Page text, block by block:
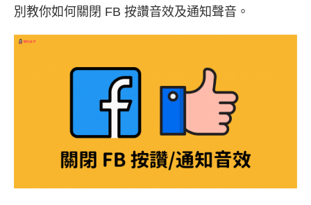
別教你如何關閉 FB 按讚音效及通知聲音。